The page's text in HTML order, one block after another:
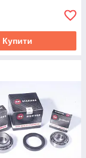
Купити